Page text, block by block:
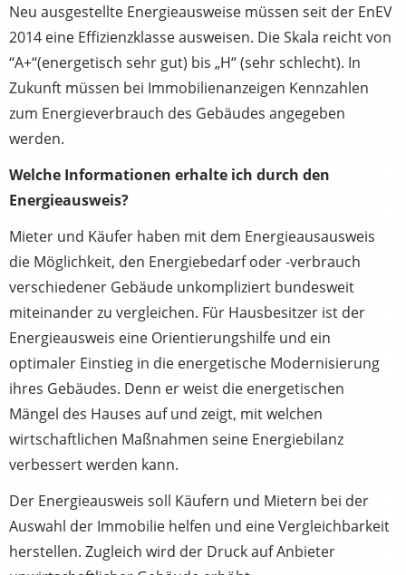
Neu ausgestellte Energieausweise müssen seit der EnEV
2014 eine Effizienzklasse ausweisen. Die Skala reicht von
‘‘A+‘‘(energetisch sehr gut) bis „H“ (sehr schlecht). In
Zukunft müssen bei Immobilienanzeigen Kennzahlen
zum Energieverbrauch des Gebäudes angegeben
werden.
Welche Informationen erhalte ich durch den
Energieausweis?
Mieter und Käufer haben mit dem Energieausausweis
die Möglichkeit, den Energiebedarf oder -verbrauch
verschiedener Gebäude unkompliziert bundesweit
miteinander zu vergleichen. Für Hausbesitzer ist der
Energieausweis eine Orientierungshilfe und ein
optimaler Einstieg in die energetische Modernisierung
ihres Gebäudes. Denn er weist die energetischen
Mängel des Hauses auf und zeigt, mit welchen
wirtschaftlichen Maßnahmen seine Energiebilanz
verbessert werden kann.
Der Energieausweis soll Käufern und Mietern bei der
Auswahl der Immobilie helfen und eine Vergleichbarkeit
herstellen. Zugleich wird der Druck auf Anbieter